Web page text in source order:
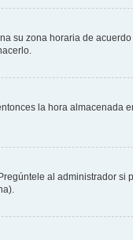
zona horaria de
la hora almacenada
al administrador